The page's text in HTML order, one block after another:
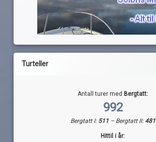
Turteller
Antall turer med Bergtatt:
992
Bergtatt I: 511 – Bergtatt II:481
Hittil i år: